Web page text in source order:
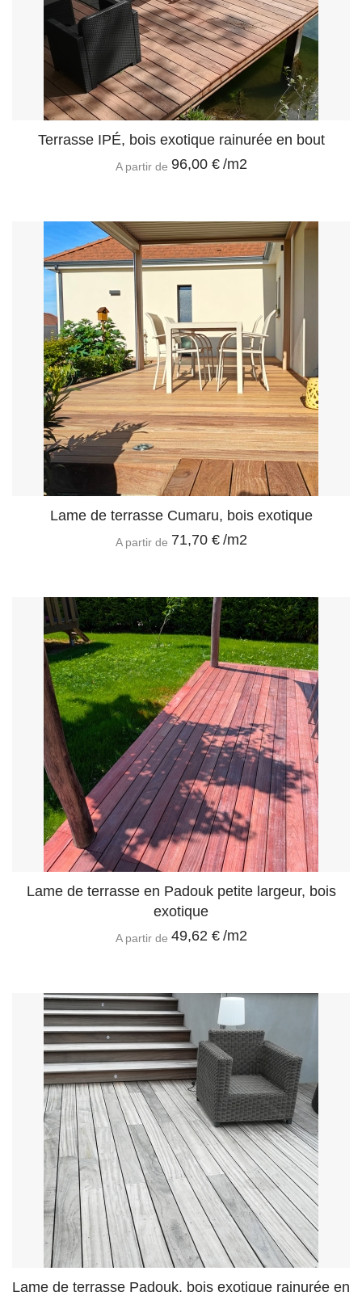
Terrasse IPÉ, bois exotique rainurée en bout
A partir de 96,00 € /m2
Lame de terrasse Cumaru, bois exotique
A partir de 71,70 € /m2
Lame de terrasse en Padouk petite largeur, bois
exotique
A partir de 49,62 € /m2
Lame de terrasse Padouk, bois exotique rainurée en